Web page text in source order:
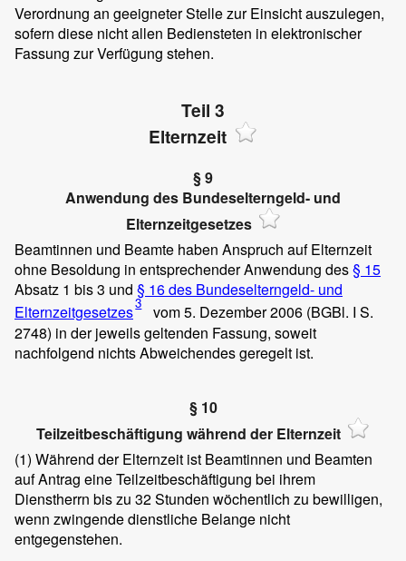
Verordnung an geeigneter Stelle zur Einsicht auszulegen,
sofern diese nicht allen Bediensteten in elektronischer
Fassung zur Verfügung stehen.
Teil 3
Elternzeit
§ 9
Anwendung des Bundeselterngeld- und
Elternzeitgesetzes
Beamtinnen und Beamte haben Anspruch auf Elternzeit
ohne Besoldung in entsprechender Anwendung des§ 15
Absatz 1 bis 3 und § 16 des Bundeselterngeld- und
Elternzeitgesetzes3
vom 5. Dezember 2006 (BGBl. I S.
2748) in der jeweils geltenden Fassung, soweit
nachfolgend nichts Abweichendes geregelt ist.
§ 10
Teilzeitbeschäftigung während der Elternzeit
(1) Während der Elternzeit ist Beamtinnen und Beamten
auf Antrag eine Teilzeitbeschäftigung bei ihrem
Dienstherrn bis zu 32 Stunden wöchentlich zu bewilligen,
wenn zwingende dienstliche Belange nicht
entgegenstehen.